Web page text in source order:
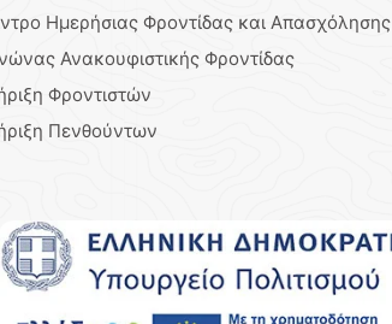
Ημερήσιας Φροντίδας και Απασχόλησης
Ανακουφιστικής Φροντίδας
Φροντιστών
Πενθούντων